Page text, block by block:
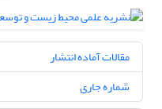
مقالات آماده انتشار
شماره جاری